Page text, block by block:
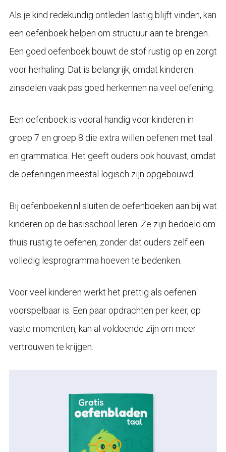
Als je kind redekundig ontleden lastig blijft vinden, kan
een oefenboek helpen om structuur aan te brengen.
Een goed oefenboek bouwt de stof rustig op en zorgt
voor herhaling. Dat is belangrijk, omdat kinderen
zinsdelen vaak pas goed herkennen na veel oefening.
Een oefenboek is vooral handig voor kinderen in
groep 7 en groep 8 die extra willen oefenen met taal
en grammatica. Het geeft ouders ook houvast, omdat
de oefeningen meestal logisch zijn opgebouwd.
Bij oefenboeken.nl sluiten de oefenboeken aan bij wat
kinderen op de basisschool leren. Ze zijn bedoeld om
thuis rustig te oefenen, zonder dat ouders zelf een
volledig lesprogramma hoeven te bedenken.
Voor veel kinderen werkt het prettig als oefenen
voorspelbaar is. Een paar opdrachten per keer, op
vaste momenten, kan al voldoende zijn om meer
vertrouwen te krijgen.